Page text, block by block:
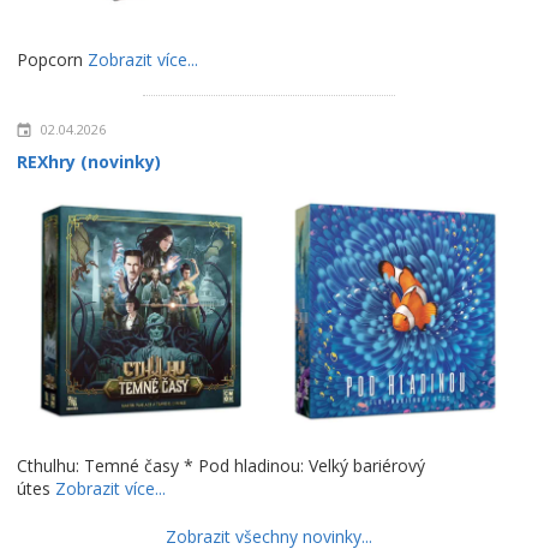
Popcorn Zobrazit více...
02.04.2026
REXhry (novinky)
Cthulhu: Temné časy * Pod hladinou: Velký bariérový
útes Zobrazit více...
Zobrazit všechny novinky...